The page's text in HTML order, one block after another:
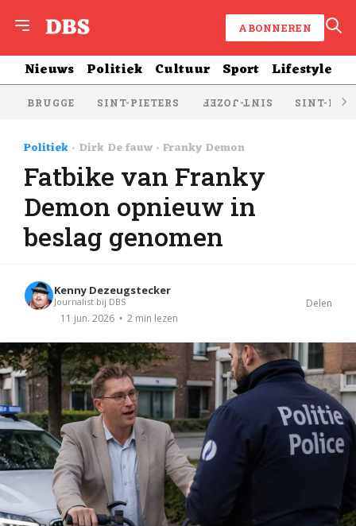
ABONNEREN
Nieuws Politiek Cultuur Sport Lifestyle
BRUGGE SINT-PIETERS SINT-JOZEF SINT-
Politiek Dirk De fauw Franky Demon
Fatbike van Franky
Demon opnieuw in
beslag genomen
Kenny Dezeugstecker
Journalist bij DBS
11 jun. 2026 2 min lezen
Delen